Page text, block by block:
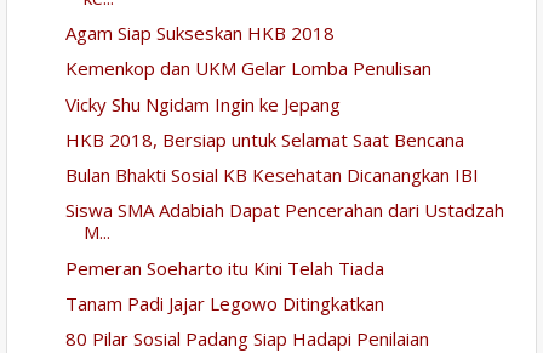
Agam Siap Sukseskan HKB 2018
Kemenkop dan UKM Gelar Lomba Penulisan
Vicky Shu Ngidam Ingin ke Jepang
HKB 2018, Bersiap untuk Selamat Saat Bencana
Bulan Bhakti Sosial KB Kesehatan Dicanangkan IBI
Siswa SMA Adabiah Dapat Pencerahan dari Ustadzah
M...
Pemeran Soeharto itu Kini Telah Tiada
Tanam Padi Jajar Legowo Ditingkatkan
80 Pilar Sosial Padang Siap Hadapi Penilaian